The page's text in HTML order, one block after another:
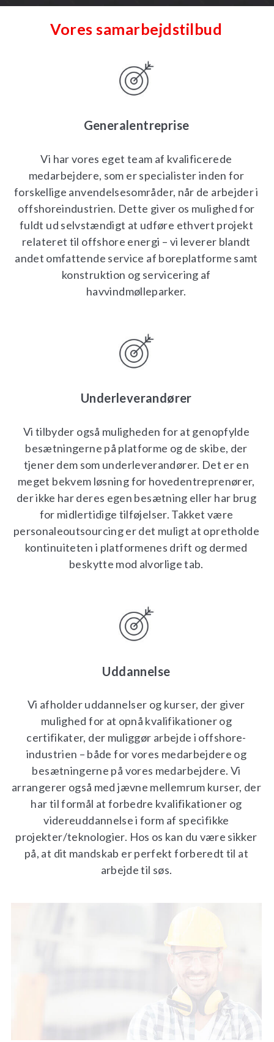
Vores samarbejdstilbud
Generalentreprise
Vi har vores eget team af kvalificerede
medarbejdere, som er specialister inden for
forskellige anvendelsesområder, når de arbejder i
offshoreindustrien. Dette giver os mulighed for
fuldt ud selvstændigt at udføre ethvert projekt
relateret til offshore energi – vi leverer blandt
andet omfattende service af boreplatforme samt
konstruktion og servicering af
havvindmølleparker.
Underleverandører
Vi tilbyder også muligheden for at genopfylde
besætningerne på platforme og de skibe, der
tjener dem som underleverandører. Det er en
meget bekvem løsning for hovedentreprenører,
der ikke har deres egen besætning eller har brug
for midlertidige tilføjelser. Takket være
personaleoutsourcing er det muligt at opretholde
kontinuiteten i platformenes drift og dermed
beskytte mod alvorlige tab.
Uddannelse
Vi afholder uddannelser og kurser, der giver
mulighed for at opnå kvalifikationer og
certifikater, der muliggør arbejde i offshore-
industrien – både for vores medarbejdere og
besætningerne på vores medarbejdere. Vi
arrangerer også med jævne mellemrum kurser, der
har til formål at forbedre kvalifikationer og
videreuddannelse i form af specifikke
projekter/teknologier. Hos os kan du være sikker
på, at dit mandskab er perfekt forberedt til at
arbejde til søs.